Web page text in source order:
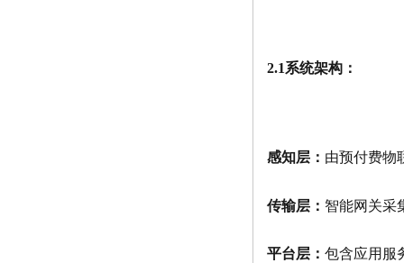
2.1系统架构：
感知层： 由预付费物
传输层： 智能网关采
平台层： 包含应用服